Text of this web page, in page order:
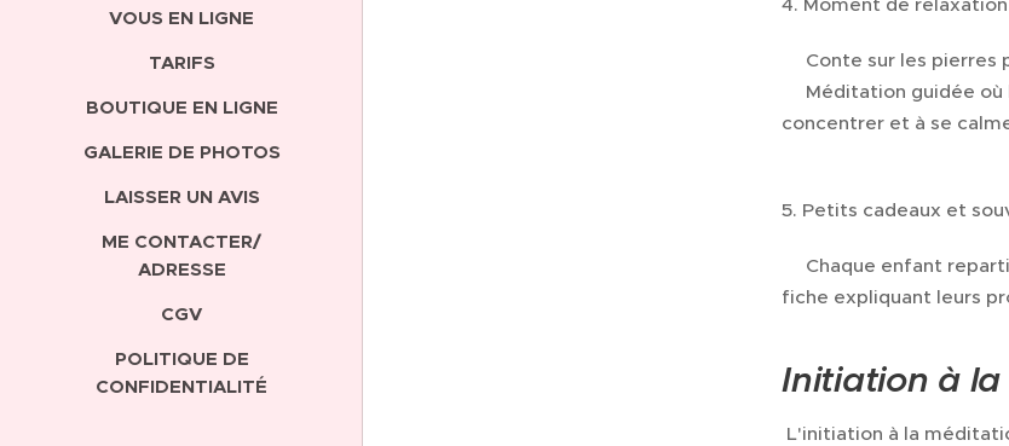
VOUS EN LIGNE
TARIFS
BOUTIQUE EN LIGNE
GALERIE DE PHOTOS
LAISSER UN AVIS
ME CONTACTER/
ADRESSE
CGV
POLITIQUE DE
CONFIDENTIALITÉ
✨️Conte sur les
✨️Méditation guidée
concentrer et à se
5. Petits cadeaux et
✨️Chaque enfant
fiche expliquant leurs
Initiation à
L'initiation à la